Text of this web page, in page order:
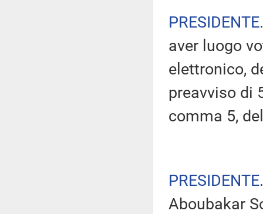
PRESIDENTE
aver luogo
elettronico,
preavviso di
comma 5,
PRESIDENTE
Aboubakar